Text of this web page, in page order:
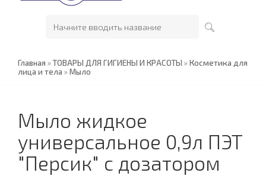
Главная »ТОВАРЫ ДЛЯ ГИГИЕНЫ И КРАСОТЫ »Косметика для
лица и тела »Мыло
Мыло жидкое
универсальное 0,9л ПЭТ
"Персик" с дозатором